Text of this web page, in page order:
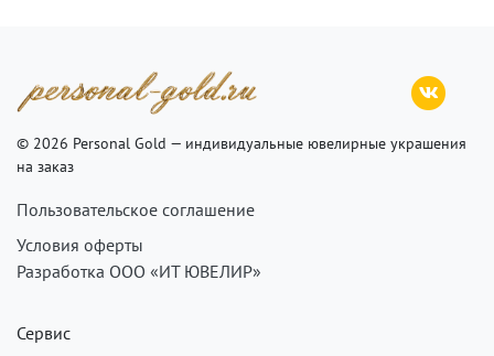
© 2026 Personal Gold — индивидуальные ювелирные украшения
на заказ
Пользовательское соглашение
Условия оферты
Разработка ООО «ИТ ЮВЕЛИР»
Сервис